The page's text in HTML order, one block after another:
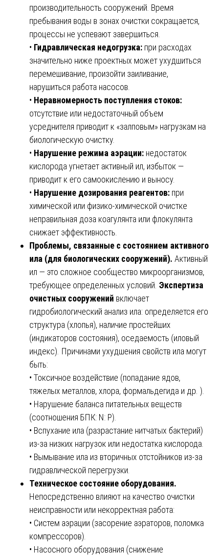
производительность сооружений. Время
пребывания воды в зонах очистки сокращается,
процессы не успевают завершиться.
• Гидравлическая недогрузка: при расходах
значительно ниже проектных может ухудшиться
перемешивание, произойти заиливание,
нарушиться работа насосов.
• Неравномерность поступления стоков:
отсутствие или недостаточный объем
усреднителя приводит к «залповым» нагрузкам на
биологическую очистку.
• Нарушение режима аэрации: недостаток
кислорода угнетает активный ил, избыток —
приводит к его самоокислению и выносу.
• Нарушение дозирования реагентов: при
химической или физико-химической очистке
неправильная доза коагулянта или флокулянта
снижает эффективность.
Проблемы, связанные с состоянием активного
ила (для биологических сооружений). Активный
ил — это сложное сообщество микроорганизмов,
требующее определенных условий. Экспертиза
очистных сооружений включает
гидробиологический анализ ила: определяется его
структура (хлопья), наличие простейших
(индикаторов состояния), оседаемость (иловый
индекс). Причинами ухудшения свойств ила могут
быть:
• Токсичное воздействие (попадание ядов,
тяжелых металлов, хлора, формальдегида и др. ).
• Нарушение баланса питательных веществ
(соотношения БПК: N: P).
• Вспухание ила (разрастание нитчатых бактерий)
из-за низких нагрузок или недостатка кислорода.
• Вымывание ила из вторичных отстойников из-за
гидравлической перегрузки.
Техническое состояние оборудования.
Непосредственно влияют на качество очистки
неисправности или некорректная работа:
• Систем аэрации (засорение аэраторов, поломка
компрессоров).
• Насосного оборудования (снижение